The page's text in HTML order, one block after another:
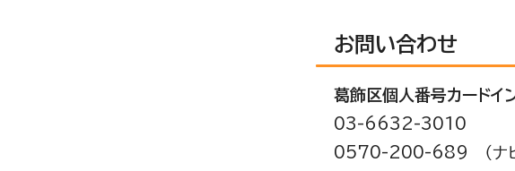
お問い合わせ
葛飾区個人番号カードイ
03-6632-3010
0570-200-689 （ナビ